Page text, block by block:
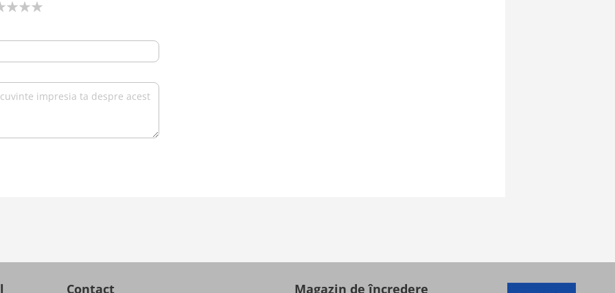
Contact Magazin de încredere